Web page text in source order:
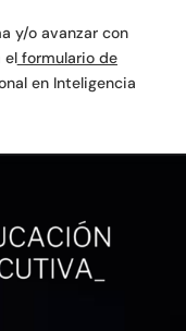
y/o avanzar con
elformulario de
en Inteligencia